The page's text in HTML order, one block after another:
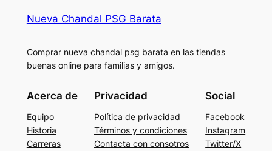
Nueva Chandal PSG Barata
Comprar nueva chandal psg barata en las tiendas
buenas online para familias y amigos.
Acerca de
Equipo
Historia
Carreras
Privacidad
Política de privacidad
Términos y condiciones
Contacta con consotros
Social
Facebook
Instagram
Twitter/X